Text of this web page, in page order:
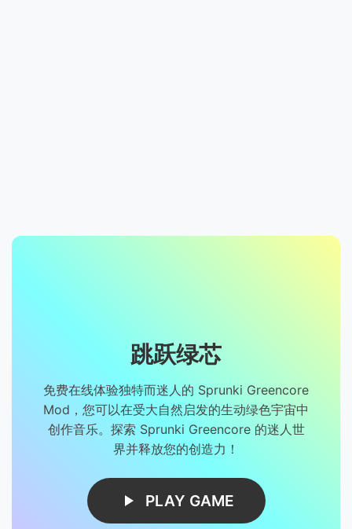
跳跃绿芯
免费在线体验独特而迷人的 Sprunki Greencore
Mod，您可以在受大自然启发的生动绿色宇宙中
创作音乐。探索 Sprunki Greencore 的迷人世
界并释放您的创造力！
PLAY GAME